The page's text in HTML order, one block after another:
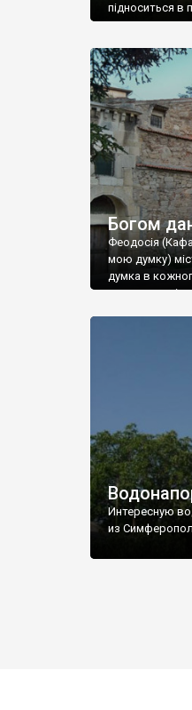
підноситься в
Богом
Феодосія
мою думку)
думка в
запрошую
Интересную
из